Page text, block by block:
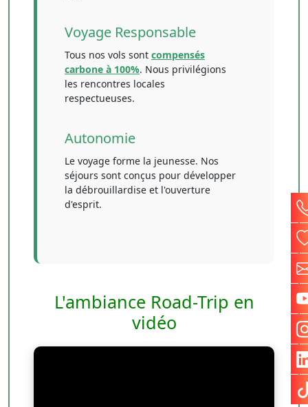
Voyage Responsable
Tous nos vols sont compensés
carbone à 100%. Nous privilégions
les rencontres locales
respectueuses.
Autonomie
Le voyage forme la jeunesse. Nos
séjours sont conçus pour développer
la débrouillardise et l'ouverture
d'esprit.
L'ambiance Road-Trip en
vidéo